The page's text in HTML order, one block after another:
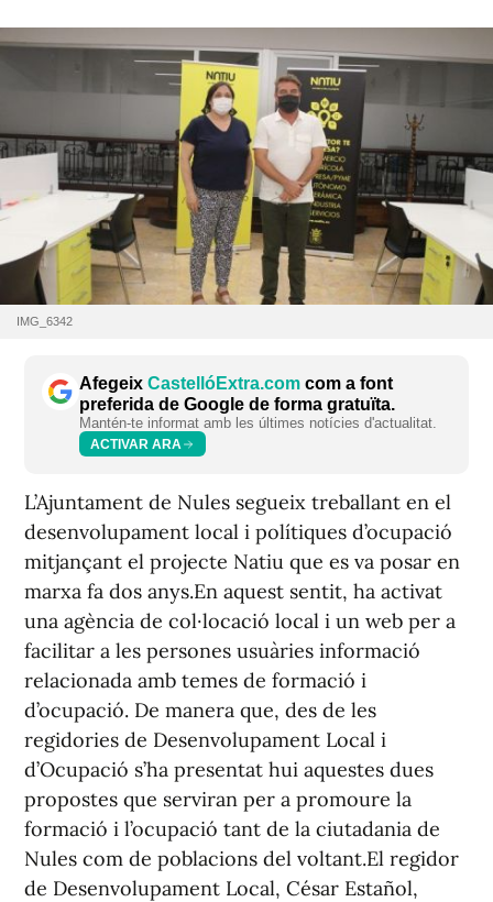
IMG_6342
Afegeix CastellóExtra.com com a font
preferida de Google de forma gratuïta.
Mantén-te informat amb les últimes notícies d'actualitat.
ACTIVAR ARA
L’Ajuntament de Nules segueix treballant en el
desenvolupament local i polítiques d’ocupació
mitjançant el projecte Natiu que es va posar en
marxa fa dos anys.En aquest sentit, ha activat
una agència de col·locació local i un web per a
facilitar a les persones usuàries informació
relacionada amb temes de formació i
d’ocupació. De manera que, des de les
regidories de Desenvolupament Local i
d’Ocupació s’ha presentat hui aquestes dues
propostes que serviran per a promoure la
formació i l’ocupació tant de la ciutadania de
Nules com de poblacions del voltant.El regidor
de Desenvolupament Local, César Estañol,